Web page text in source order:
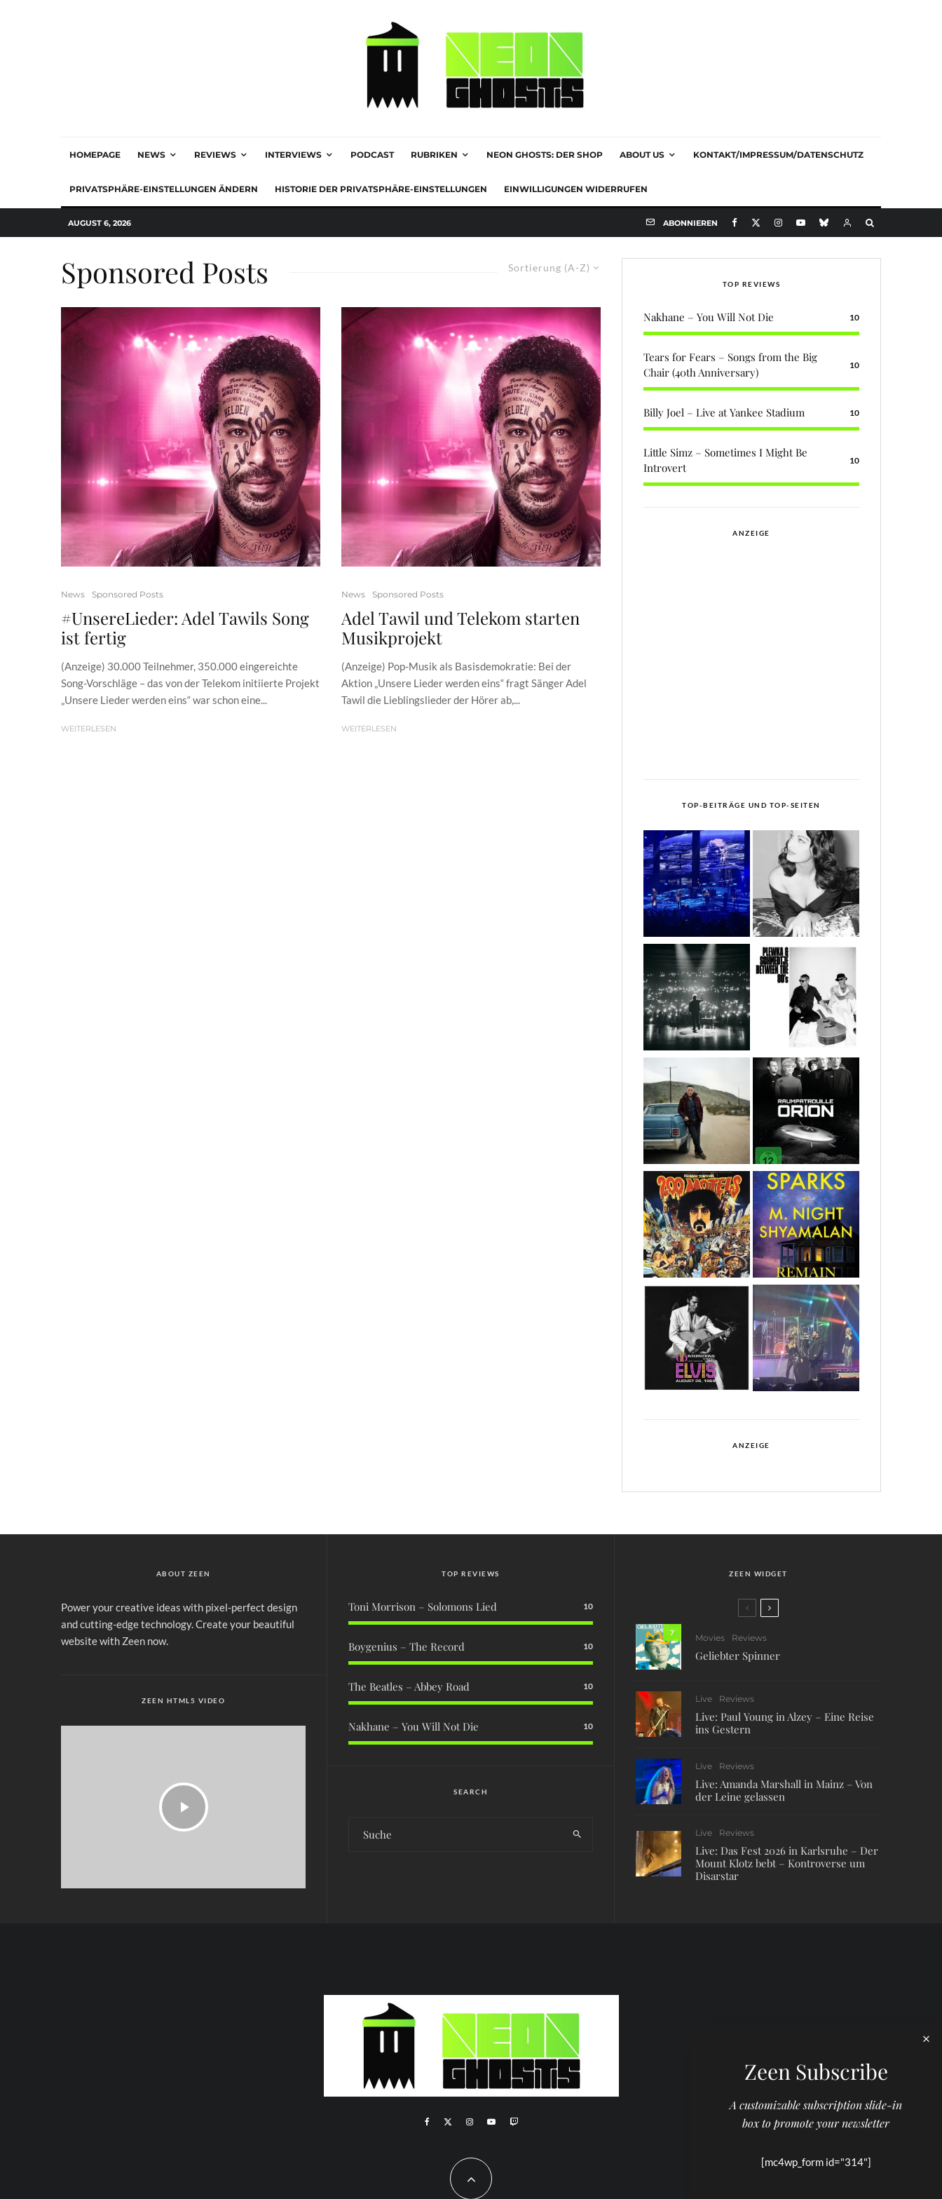
HOMEPAGE NEWS REVIEWS INTERVIEWS PODCAST RUBRIKEN NEON GHOSTS: DER SHOP ABOUT US KONTAKT/IMPRESSUM/DATENSCHUTZ
PRIVATSPHÄRE-EINSTELLUNGEN ÄNDERN HISTORIE DER PRIVATSPHÄRE-EINSTELLUNGEN EINWILLIGUNGEN WIDERRUFEN
AUGUST 6, 2026 ABONNIEREN
Sortierung (A-Z)
Sponsored Posts
News Sponsored Posts
#UnsereLieder: Adel Tawils Song
ist fertig
(Anzeige) 30.000 Teilnehmer, 350.000 eingereichte
Song-Vorschläge – das von der Telekom initiierte Projekt
„Unsere Lieder werden eins“ war schon eine...
WEITERLESEN
News Sponsored Posts
Adel Tawil und Telekom starten
Musikprojekt
(Anzeige) Pop-Musik als Basisdemokratie: Bei der
Aktion „Unsere Lieder werden eins“ fragt Sänger Adel
Tawil die Lieblingslieder der Hörer ab,...
WEITERLESEN
TOP REVIEWS
Nakhane – You Will Not Die 10
Tears for Fears – Songs from the Big
Chair (40th Anniversary)
10
Billy Joel – Live at Yankee Stadium 10
Little Simz – Sometimes I Might Be
Introvert
10
ANZEIGE
TOP-BEITRÄGE UND TOP-SEITEN
ANZEIGE
ABOUT ZEEN
Power your creative ideas with pixel-perfect design
and cutting-edge technology. Create your beautiful
website with Zeen now.
ZEEN HTML5 VIDEO
TOP REVIEWS
Toni Morrison – Solomons Lied 10
Boygenius – The Record 10
The Beatles – Abbey Road 10
Nakhane – You Will Not Die 10
SEARCH
ZEEN WIDGET
7
Movies Reviews
Geliebter Spinner
Live Reviews
Live: Paul Young in Alzey – Eine Reise
ins Gestern
Live Reviews
Live: Amanda Marshall in Mainz – Von
der Leine gelassen
Live Reviews
Live: Das Fest 2026 in Karlsruhe – Der
Mount Klotz bebt – Kontroverse um
Disarstar
Zeen Subscribe
A customizable subscription slide-in
box to promote your newsletter
[mc4wp_form id="314"]